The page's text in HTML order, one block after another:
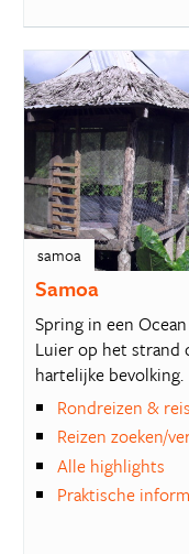
samoa
Samoa
Spring in een
Luier op het strand
hartelijke bevolking.
Rondreizen &
Reizen zoeken/
Alle highlights
Praktische